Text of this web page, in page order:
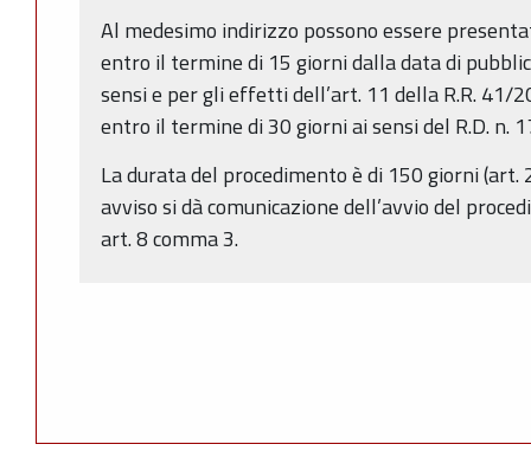
Al medesimo indirizzo possono essere
entro il termine di 15 giorni dalla data di
sensi e per gli effetti dell’art. 11 della R.R. 41/
entro il termine di 30 giorni ai sensi del R.D. n.
La durata del procedimento è di 150 giorni (art.
avviso si dà comunicazione dell’avvio del
art. 8 comma 3.